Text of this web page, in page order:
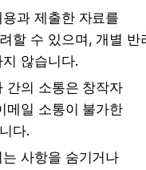
과 제출한 자료를
할 수 있으며, 개별 반
않습니다.
의 소통은 창작자
메일 소통이 불가한
다.
사항을 숨기거나